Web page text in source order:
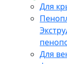
Для
Для